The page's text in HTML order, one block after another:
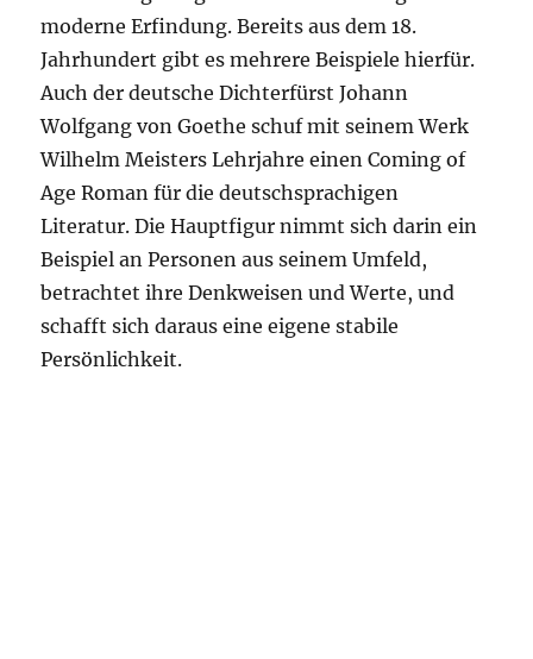
moderne Erfindung. Bereits aus dem 18.
Jahrhundert gibt es mehrere Beispiele hierfür.
Auch der deutsche Dichterfürst Johann
Wolfgang von Goethe schuf mit seinem Werk
Wilhelm Meisters Lehrjahre einen Coming of
Age Roman für die deutschsprachigen
Literatur. Die Hauptfigur nimmt sich darin ein
Beispiel an Personen aus seinem Umfeld,
betrachtet ihre Denkweisen und Werte, und
schafft sich daraus eine eigene stabile
Persönlichkeit.